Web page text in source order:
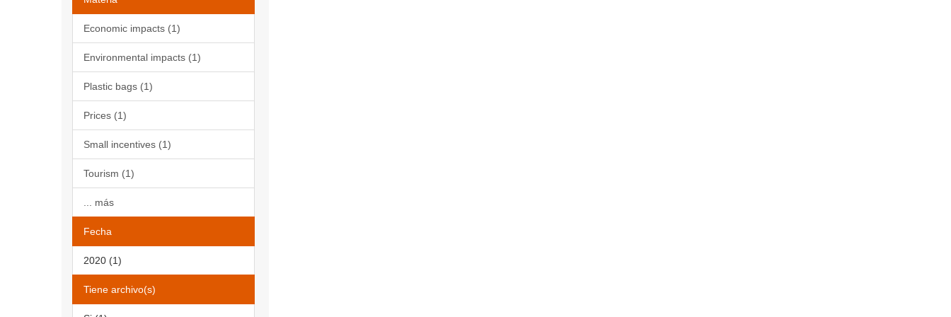
Economic impacts (1)
Environmental impacts (1)
Plastic bags (1)
Prices (1)
Small incentives (1)
Tourism (1)
... más
Fecha
2020 (1)
Tiene archivo(s)